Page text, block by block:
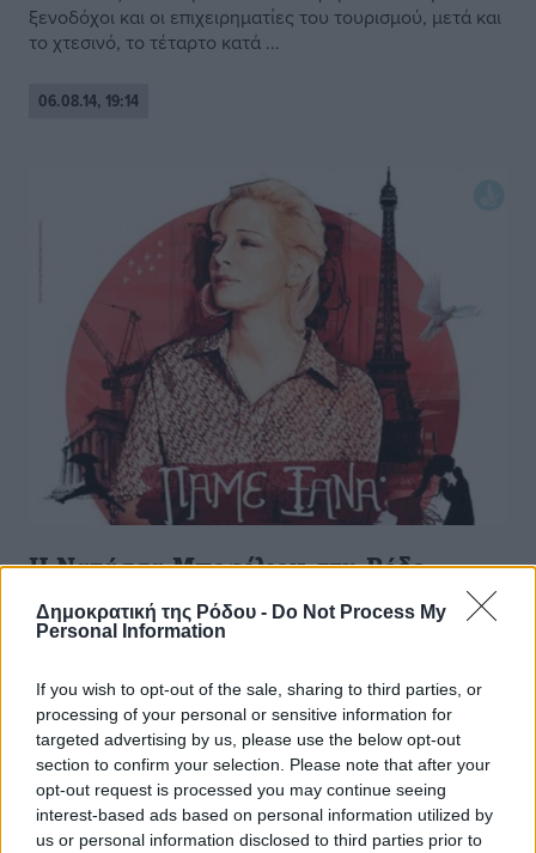
Δημοκρατική της Ρόδου - Do Not Process My
Personal Information
If you wish to opt-out of the sale, sharing to third parties, or
processing of your personal or sensitive information for
targeted advertising by us, please use the below opt-out
section to confirm your selection. Please note that after your
opt-out request is processed you may continue seeing
interest-based ads based on personal information utilized by
us or personal information disclosed to third parties prior to
ξενοδόχοι και οι επιχειρηματίες του τουρισμού, μετά και
το χτεσινό, το τέταρτο κατά ...
06.08.14, 19:14
Η Νατάσσα Μποφίλιου στη Ρόδο
Το Σάββατο 9 Αυγούστου η Νατάσσα Μποφίλιου
εμφανίζεται στο Θέατρο Μεσαιωνικής Τάφρου «Μελίνα
Φεστιβάλ Ρόδου. «Πάμε Ξανά» ο ...
06.08.14, 19:10